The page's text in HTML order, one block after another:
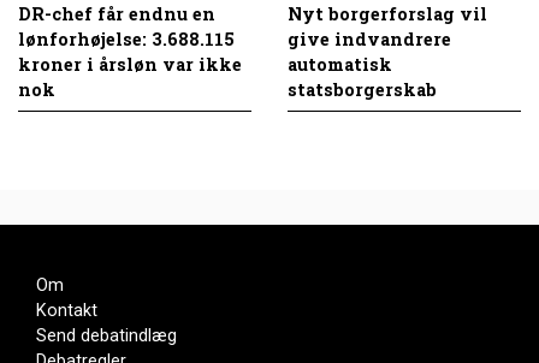
DR-chef får endnu en
lønforhøjelse: 3.688.115
kroner i årsløn var ikke
nok
Nyt borgerforslag vil
give indvandrere
automatisk
statsborgerskab
Om
Kontakt
Send debatindlæg